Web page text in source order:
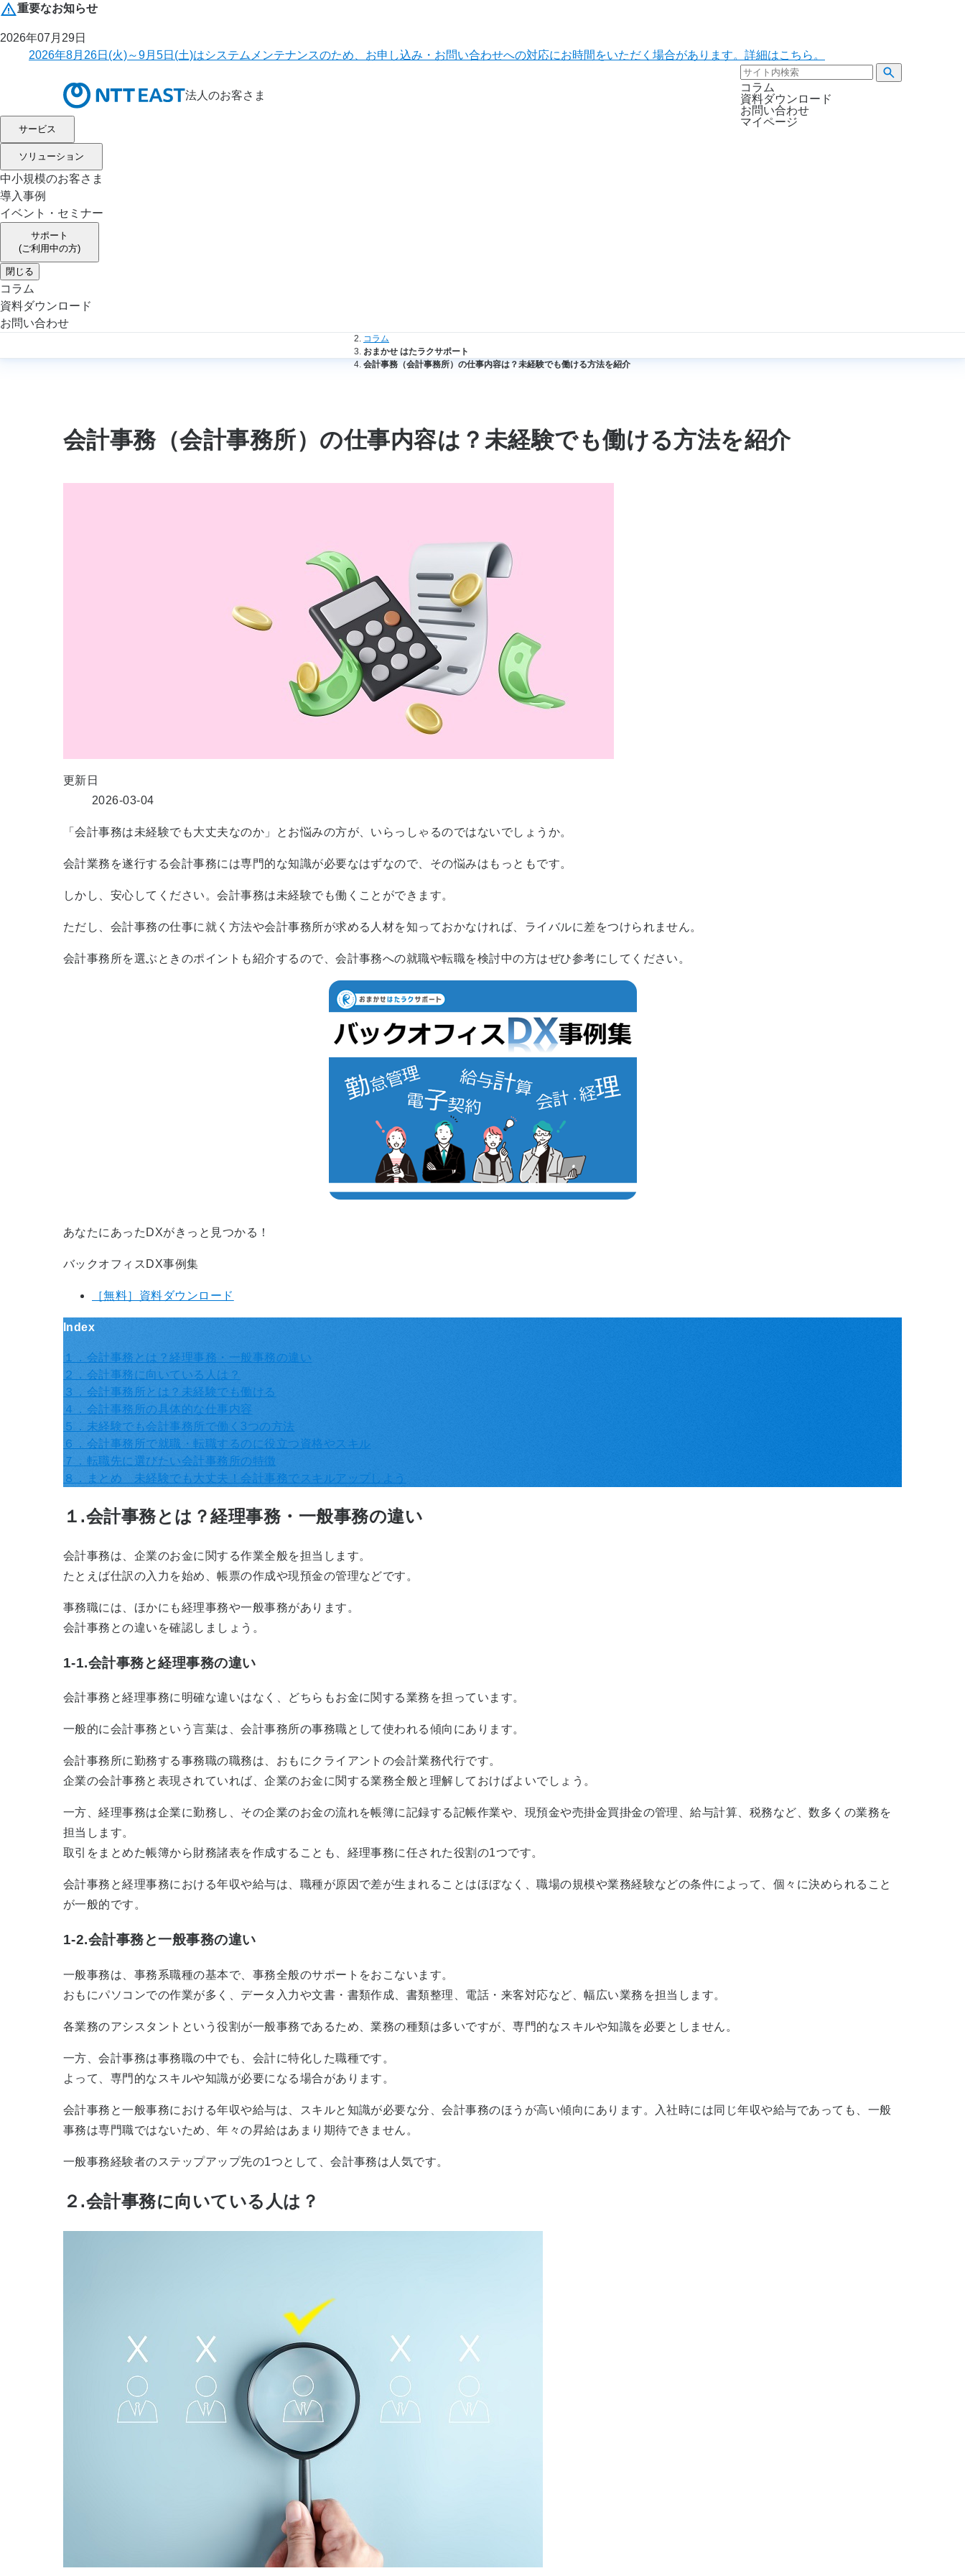
重要なお知らせ
2026年07月29日
2026年8月26日(火)～9月5日(土)はシステムメンテナンスのため、お申し込み・お問い合わせへの対応にお時間をいただく場合があります。詳細はこちら。
法人のお客さま
コラム
資料ダウンロード
お問い合わせ
マイページ
サービス
ソリューション
中小規模のお客さま
導入事例
イベント・セミナー
サポート
(ご利用中の方)
閉じる
コラム
資料ダウンロード
お問い合わせ
コラム
おまかせ はたラクサポート
会計事務（会計事務所）の仕事内容は？未経験でも働ける方法を紹介
会計事務（会計事務所）の仕事内容は？未経験でも働ける方法を紹介
更新日
2026-03-04
「会計事務は未経験でも大丈夫なのか」とお悩みの方が、いらっしゃるのではないでしょうか。
会計業務を遂行する会計事務には専門的な知識が必要なはずなので、その悩みはもっともです。
しかし、安心してください。会計事務は未経験でも働くことができます。
ただし、会計事務の仕事に就く方法や会計事務所が求める人材を知っておかなければ、ライバルに差をつけられません。
会計事務所を選ぶときのポイントも紹介するので、会計事務への就職や転職を検討中の方はぜひ参考にしてください。
あなたにあったDXがきっと見つかる！
バックオフィスDX事例集
［無料］資料ダウンロード
Index
１．会計事務とは？経理事務・一般事務の違い
２．会計事務に向いている人は？
３．会計事務所とは？未経験でも働ける
４．会計事務所の具体的な仕事内容
５．未経験でも会計事務所で働く3つの方法
６．会計事務所で就職・転職するのに役立つ資格やスキル
７．転職先に選びたい会計事務所の特徴
８．まとめ 未経験でも大丈夫！会計事務でスキルアップしよう
１.会計事務とは？経理事務・一般事務の違い
会計事務は、企業のお金に関する作業全般を担当します。
たとえば仕訳の入力を始め、帳票の作成や現預金の管理などです。
事務職には、ほかにも経理事務や一般事務があります。
会計事務との違いを確認しましょう。
1-1.会計事務と経理事務の違い
会計事務と経理事務に明確な違いはなく、どちらもお金に関する業務を担っています。
一般的に会計事務という言葉は、会計事務所の事務職として使われる傾向にあります。
会計事務所に勤務する事務職の職務は、おもにクライアントの会計業務代行です。
企業の会計事務と表現されていれば、企業のお金に関する業務全般と理解しておけばよいでしょう。
一方、経理事務は企業に勤務し、その企業のお金の流れを帳簿に記録する記帳作業や、現預金や売掛金買掛金の管理、給与計算、税務など、数多くの業務を
担当します。
取引をまとめた帳簿から財務諸表を作成することも、経理事務に任された役割の1つです。
会計事務と経理事務における年収や給与は、職種が原因で差が生まれることはほぼなく、職場の規模や業務経験などの条件によって、個々に決められること
が一般的です。
1-2.会計事務と一般事務の違い
一般事務は、事務系職種の基本で、事務全般のサポートをおこないます。
おもにパソコンでの作業が多く、データ入力や文書・書類作成、書類整理、電話・来客対応など、幅広い業務を担当します。
各業務のアシスタントという役割が一般事務であるため、業務の種類は多いですが、専門的なスキルや知識を必要としません。
一方、会計事務は事務職の中でも、会計に特化した職種です。
よって、専門的なスキルや知識が必要になる場合があります。
会計事務と一般事務における年収や給与は、スキルと知識が必要な分、会計事務のほうが高い傾向にあります。入社時には同じ年収や給与であっても、一般
事務は専門職ではないため、年々の昇給はあまり期待できません。
一般事務経験者のステップアップ先の1つとして、会計事務は人気です。
２.会計事務に向いている人は？